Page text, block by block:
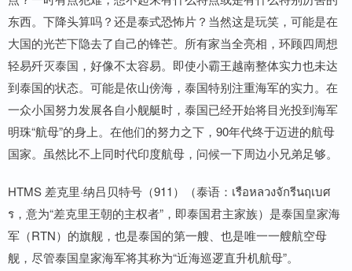
东西。下降头算吗？还是泰式恐怖片？当然这是玩笑，可能是在
大国的光芒下隐去了自己的锋芒。所有家当全亮相，环顾四周想
轻易歼灭泰国，好像不太容易。即使小霸王越南整体实力也未达
到泰国的状态。可能是依山傍海，泰国特别注重海军的实力。在
一众小国努力发展各自小舰艇时，泰国已经开始将目光投到海军
明珠“航母”的身上。在他们的努力之下，90年代终于迈进的航母
国家。虽然比不上同时代印度航母，问候一下周边小兄弟足够。
HTMS 差克里·纳吕贝特号（911）（泰语：เรือหลวงจักรีนฤเบศ
ร，意为“差克里王朝的主权者”，即泰国君主家族）是泰国皇家海
军（RTN）的旗舰，也是泰国的第一艘、也是唯一一艘航空母
舰，尽管泰国皇家海军将其称为“近海巡逻直升机航母”。